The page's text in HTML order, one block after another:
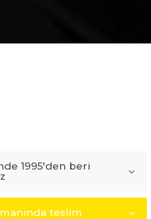
1995'den beri
teslim